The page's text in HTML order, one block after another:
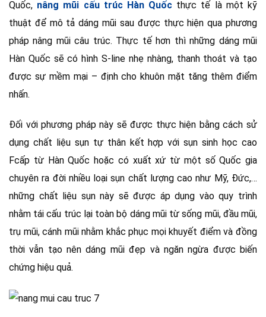
Quốc, nâng mũi cấu trúc Hàn Quốc thực tế là một kỹ
thuật để mô tả dáng mũi sau được thực hiện qua phương
pháp nâng mũi câu trúc. Thực tế hơn thì những dáng mũi
Hàn Quốc sẽ có hình S-line nhẹ nhàng, thanh thoát và tạo
được sự mềm mại – định cho khuôn mặt tăng thêm điểm
nhấn.
Đối với phương pháp này sẽ được thực hiện bằng cách sử
dụng chất liệu sụn tự thân kết hợp với sụn sinh học cao
Fcấp từ Hàn Quốc hoặc có xuất xứ từ một số Quốc gia
chuyên ra đời nhiều loại sụn chất lượng cao như Mỹ, Đức,…
những chất liệu sụn này sẽ được áp dụng vào quy trình
nhằm tái cấu trúc lại toàn bộ dáng mũi từ sống mũi, đầu mũi,
trụ mũi, cánh mũi nhằm khắc phục mọi khuyết điểm và đồng
thời vẫn tạo nên dáng mũi đẹp và ngăn ngừa được biến
chứng hiệu quả.